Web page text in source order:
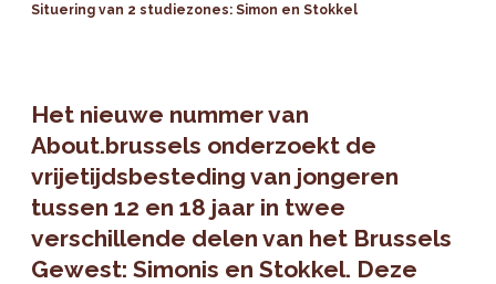
Situering van 2 studiezones: Simon en Stokkel
Het nieuwe nummer van
About.brussels onderzoekt de
vrijetijdsbesteding van jongeren
tussen 12 en 18 jaar in twee
verschillende delen van het Brussels
Gewest: Simonis en Stokkel. Deze